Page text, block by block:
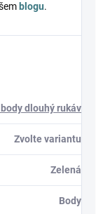
blogu.
dlouhý rukáv
Zvolte variantu
Zelená
Body